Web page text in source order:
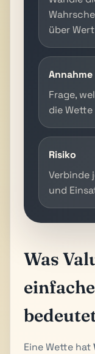
über
Annahme
Frage,
die
Risiko
Verbinde
und
Was
Eine Wette hat